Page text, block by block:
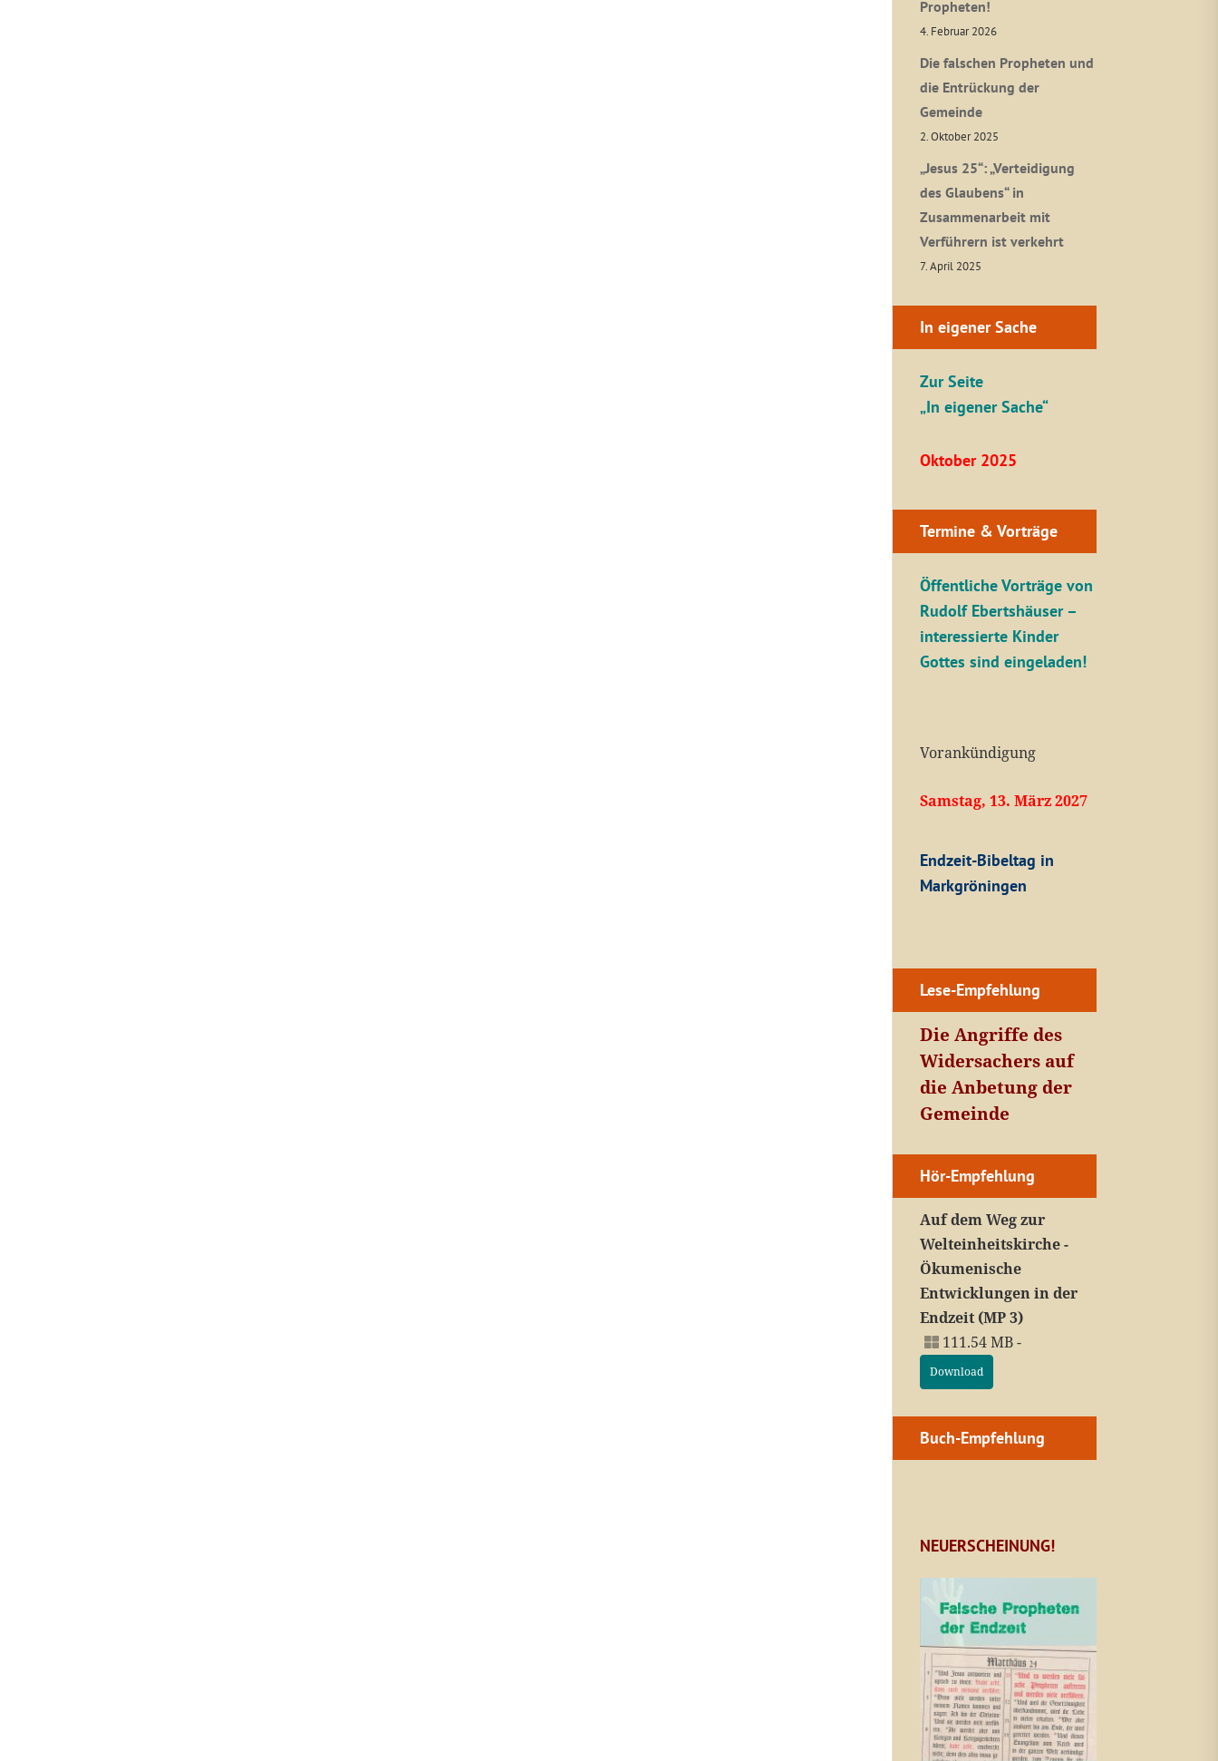
Propheten!
4. Februar 2026
Die falschen Propheten und
die Entrückung der
Gemeinde
2. Oktober 2025
„Jesus 25“: „Verteidigung
des Glaubens“ in
Zusammenarbeit mit
Verführern ist verkehrt
7. April 2025
In eigener Sache
Zur Seite
„In eigener Sache“
Oktober 2025
Termine & Vorträge
Öffentliche Vorträge von
Rudolf Ebertshäuser –
interessierte Kinder
Gottes sind eingeladen!
Vorankündigung
Samstag, 13. März 2027
Endzeit-Bibeltag in
Markgröningen
Lese-Empfehlung
Die Angriffe des
Widersachers auf
die Anbetung der
Gemeinde
Hör-Empfehlung
Auf dem Weg zur
Welteinheitskirche -
Ökumenische
Entwicklungen in der
Endzeit (MP 3)
111.54 MB -
Download
Buch-Empfehlung
NEUERSCHEINUNG!